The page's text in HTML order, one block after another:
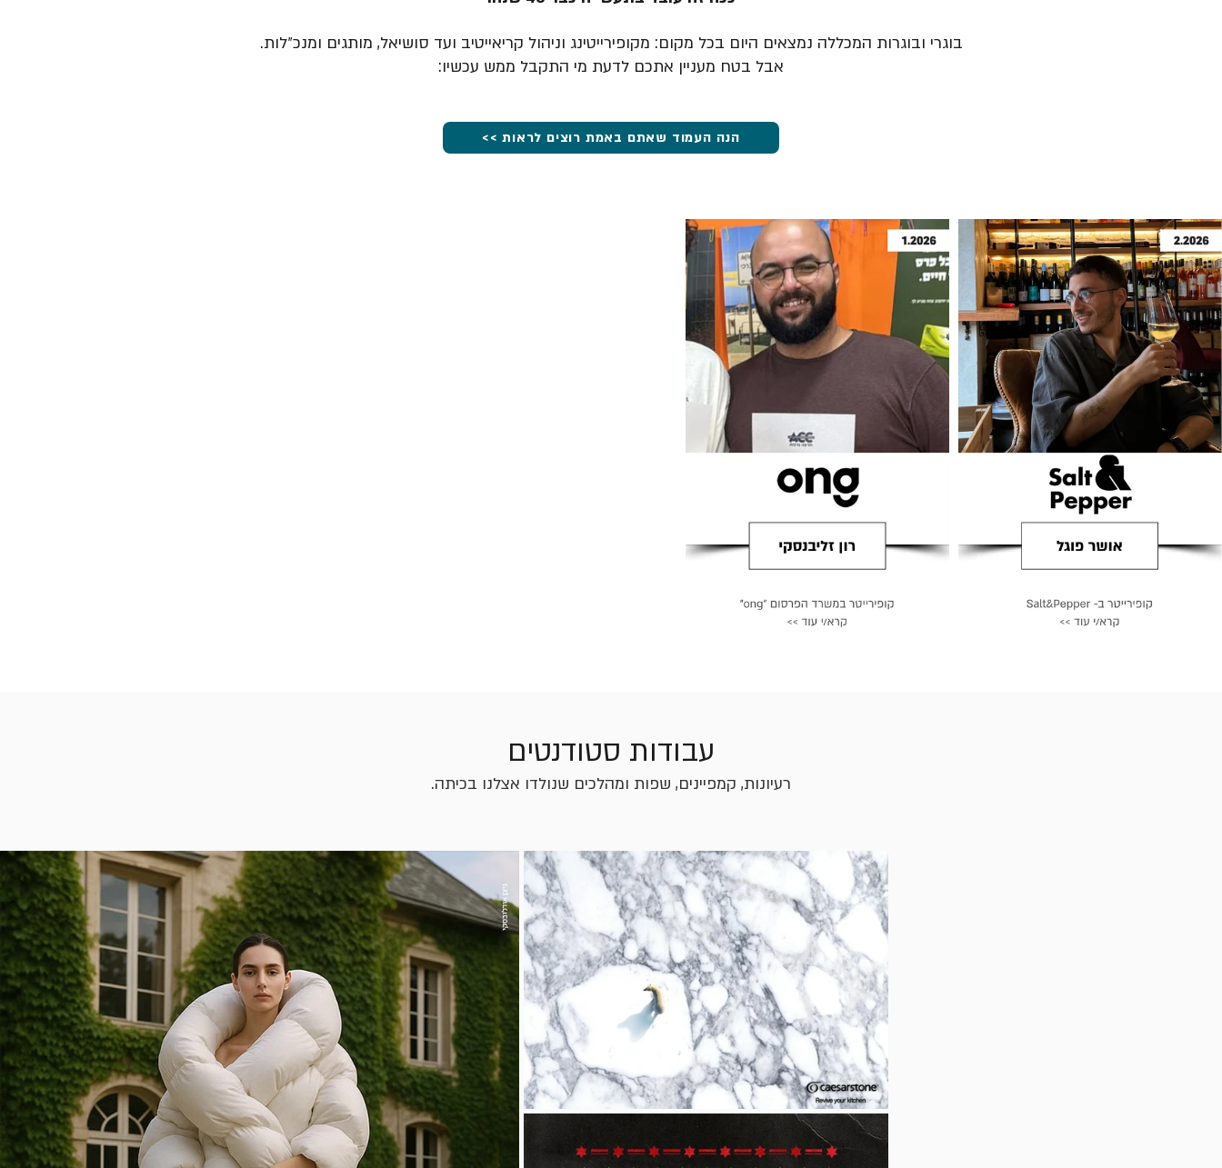
בוגרי ובוגרות המכללה נמצאים היום בכל מקום: מקופירייטינג וניהול קריאייטיב ועד סושיאל, מותגים ומנכ״לות.
אבל בטח מעניין אתכם לדעת מי התקבל ממש עכשיו:
הנה העמוד שאתם באמת רוצים לראות >>
עבודות סטודנטים
רעיונות, קמפיינים, שפות ומהלכים שנולדו אצלנו בכיתה.